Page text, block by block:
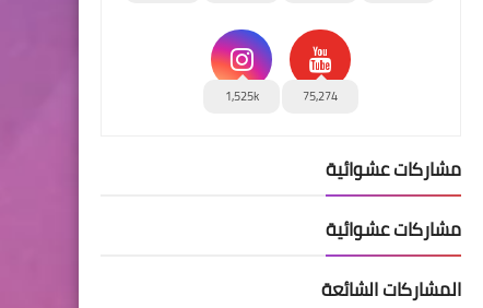
75,274
1,525k
مشاركات عشوائية
مشاركات عشوائية
المشاركات الشائعة